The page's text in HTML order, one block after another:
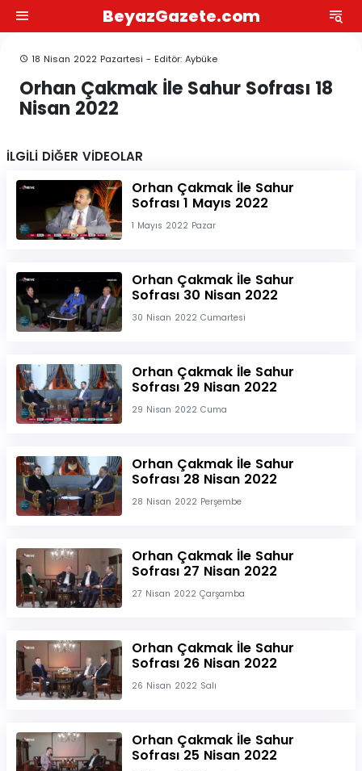
BeyazGazete.com
18 Nisan 2022 Pazartesi - Editör: Aybüke
Orhan Çakmak İle Sahur Sofrası 18
Nisan 2022
İLGİLİ DİĞER VİDEOLAR
Orhan Çakmak İle Sahur
Sofrası 1 Mayıs 2022
1 Mayıs 2022 Pazar
Orhan Çakmak İle Sahur
Sofrası 30 Nisan 2022
30 Nisan 2022 Cumartesi
Orhan Çakmak İle Sahur
Sofrası 29 Nisan 2022
29 Nisan 2022 Cuma
Orhan Çakmak İle Sahur
Sofrası 28 Nisan 2022
28 Nisan 2022 Perşembe
Orhan Çakmak İle Sahur
Sofrası 27 Nisan 2022
27 Nisan 2022 Çarşamba
Orhan Çakmak İle Sahur
Sofrası 26 Nisan 2022
26 Nisan 2022 Salı
Orhan Çakmak İle Sahur
Sofrası 25 Nisan 2022